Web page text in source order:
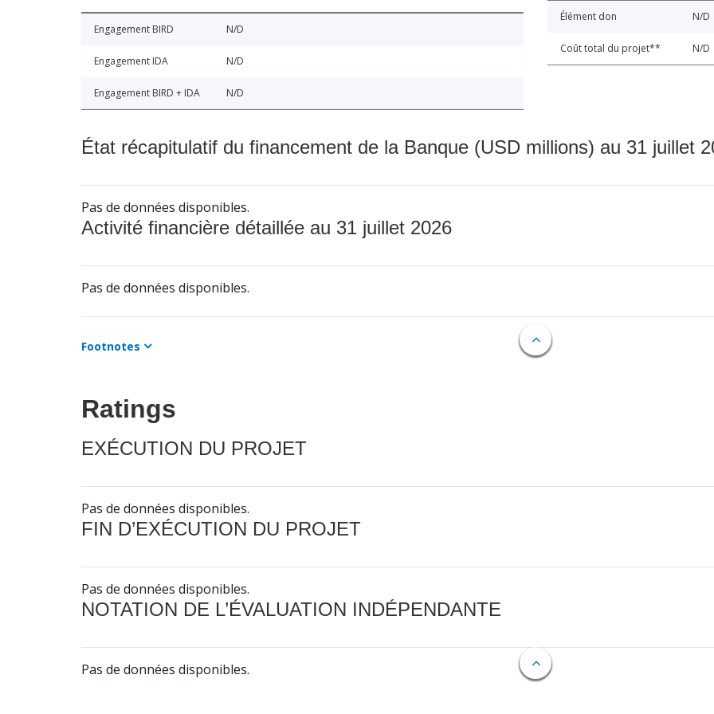
Engagement BIRD N/D
Engagement IDA N/D
Engagement BIRD + IDA N/D
Élément don N/D
Coût total du projet** N/D
État récapitulatif du financement de la Banque (USD millions) au 31 juillet
Pas de données disponibles.
Activité financière détaillée au 31 juillet 2026
Pas de données disponibles.
Footnotes
Ratings
EXÉCUTION DU PROJET
Pas de données disponibles.
FIN D’EXÉCUTION DU PROJET
Pas de données disponibles.
NOTATION DE L’ÉVALUATION INDÉPENDANTE
Pas de données disponibles.